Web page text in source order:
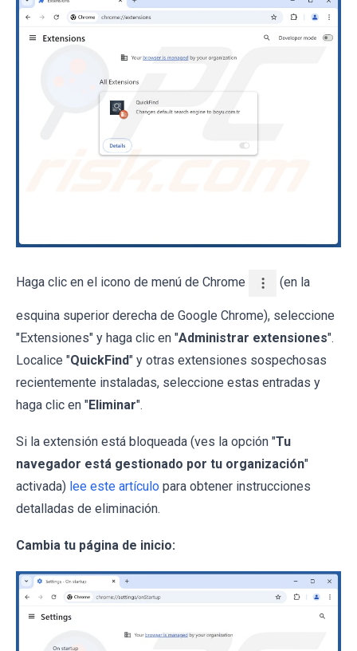
Haga clic en el icono de menú de Chrome (en la
esquina superior derecha de Google Chrome), seleccione
"Extensiones" y haga clic en "Administrar extensiones".
Localice "QuickFind" y otras extensiones sospechosas
recientemente instaladas, seleccione estas entradas y
haga clic en "Eliminar".
Si la extensión está bloqueada (ves la opción "Tu
navegador está gestionado por tu organización"
activada) lee este artículo para obtener instrucciones
detalladas de eliminación.
Cambia tu página de inicio: